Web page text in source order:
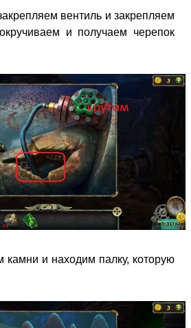
вентиль и закрепляем
и получаем черепок
камни и находим палку, которую